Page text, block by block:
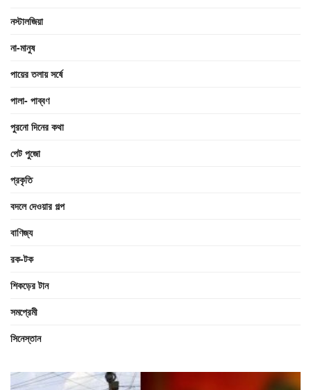
নস্টালজিয়া
না-মানুষ
পায়ের তলায় সর্ষে
পালা- পাব্বণ
পুরনো দিনের কথা
পেট পুজো
প্রকৃতি
বদলে দেওয়ার গল্প
বাণিজ্য
রক-টক
শিকড়ের টান
সমপ্রেমী
সিনেস্তান